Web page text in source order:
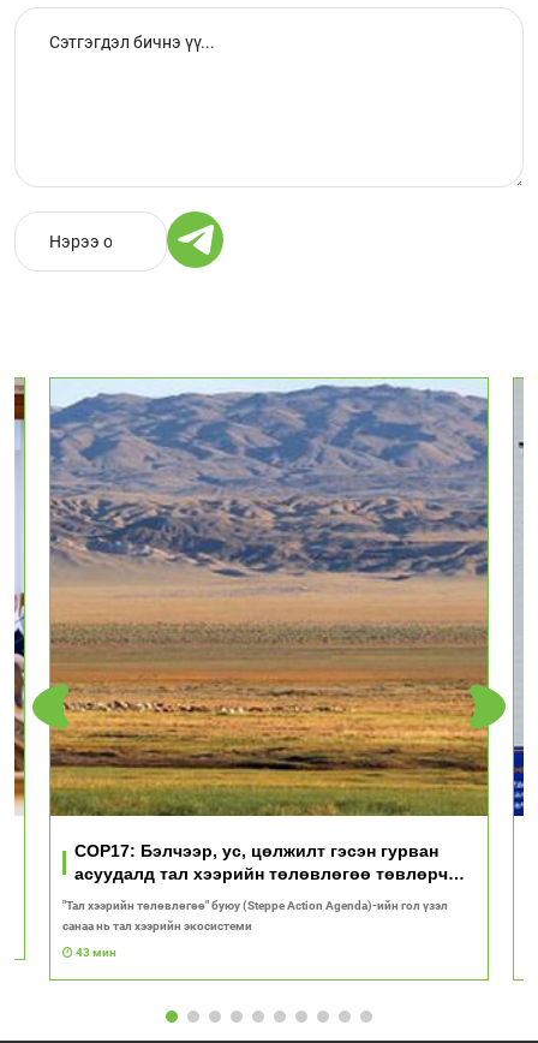
COP17: Бэлчээр, ус, цөлжилт гэсэн гурван
асуудалд тал хээрийн төлөвлөгөө төвлөрч
байна
"Тал хээрийн төлөвлөгөө" буюу (Steppe Action Agenda)-ийн гол үзэл
санаа нь тал хээрийн экосистеми
43 мин